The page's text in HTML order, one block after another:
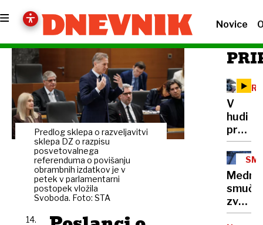
Novice
Predlog sklepa o razveljavitvi
sklepa DZ o razpisu
posvetovalnega
referenduma o povišanju
obrambnih izdatkov je v
petek v parlamentarni
postopek vložila
Svoboda. Foto: STA
14.
V
hudi
trčila
tri
vozila:
več
ljudi
zveza